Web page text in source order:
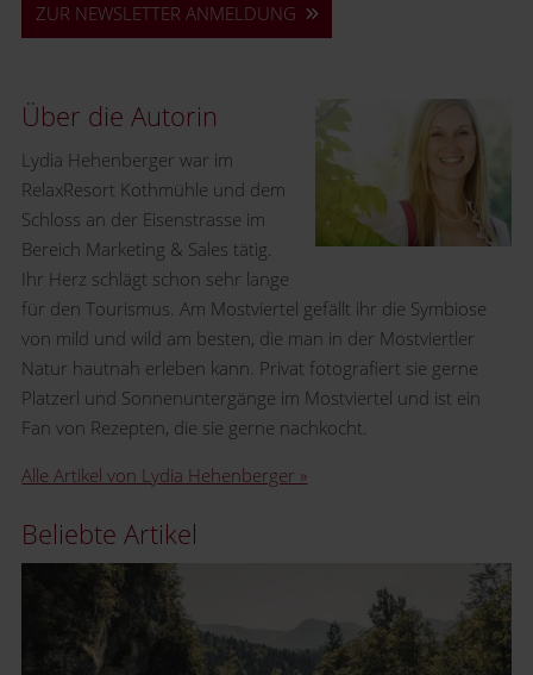
ZUR NEWSLETTER ANMELDUNG
Über die Autorin
Lydia Hehenberger war im
RelaxResort Kothmühle und dem
Schloss an der Eisenstrasse im
Bereich Marketing & Sales tätig.
Ihr Herz schlägt schon sehr lange
für den Tourismus. Am Mostviertel gefällt ihr die Symbiose
von mild und wild am besten, die man in der Mostviertler
Natur hautnah erleben kann. Privat fotografiert sie gerne
Platzerl und Sonnenuntergänge im Mostviertel und ist ein
Fan von Rezepten, die sie gerne nachkocht.
Alle Artikel von Lydia Hehenberger »
Beliebte Artikel